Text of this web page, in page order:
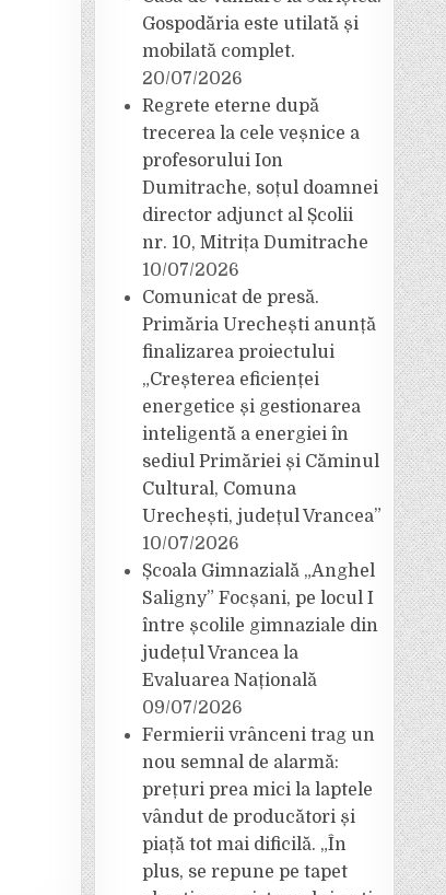
Gospodăria este utilată și
mobilată complet.
20/07/2026
Regrete eterne după
trecerea la cele veșnice a
profesorului Ion
Dumitrache, soțul doamnei
director adjunct al Școlii
nr. 10, Mitrița Dumitrache
10/07/2026
Comunicat de presă.
Primăria Urechești anunță
finalizarea proiectului
„Creșterea eficienței
energetice și gestionarea
inteligentă a energiei în
sediul Primăriei și Căminul
Cultural, Comuna
Urechești, județul Vrancea”
10/07/2026
Școala Gimnazială „Anghel
Saligny” Focșani, pe locul I
între școlile gimnaziale din
județul Vrancea la
Evaluarea Națională
09/07/2026
Fermierii vrânceni trag un
nou semnal de alarmă:
prețuri prea mici la laptele
vândut de producători și
piață tot mai dificilă. „În
plus, se repune pe tapet